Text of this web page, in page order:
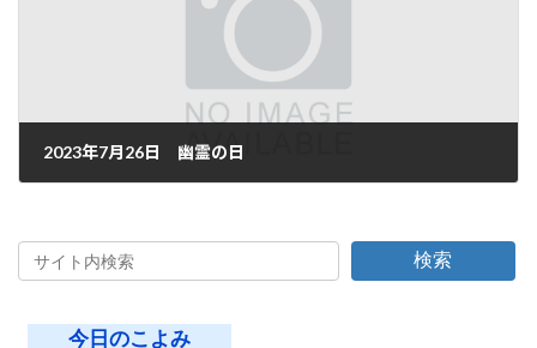
2023年7月26日 幽霊の日
検索